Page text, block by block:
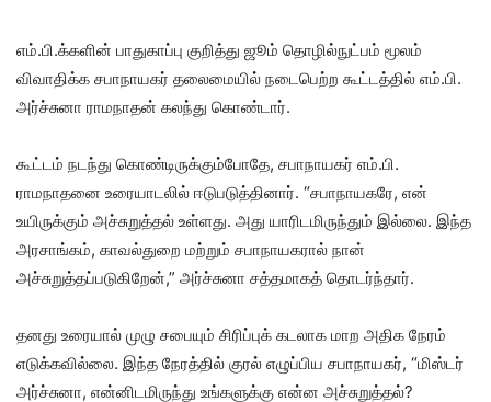
எம்.பி.க்களின் பாதுகாப்பு குறித்து ஜூம் தொழில்நுட்பம் மூலம்
விவாதிக்க சபாநாயகர் தலைமையில் நடைபெற்ற கூட்டத்தில் எம்.பி.
அர்ச்சுனா ராமநாதன் கலந்து கொண்டார்.
கூட்டம் நடந்து கொண்டிருக்கும்போதே, சபாநாயகர் எம்.பி.
ராமநாதனை உரையாடலில் ஈடுபடுத்தினார். “சபாநாயகரே, என்
உயிருக்கும் அச்சுறுத்தல் உள்ளது. அது யாரிடமிருந்தும் இல்லை. இந்த
அரசாங்கம், காவல்துறை மற்றும் சபாநாயகரால் நான்
அச்சுறுத்தப்படுகிறேன்,” அர்ச்சுனா சத்தமாகத் தொடர்ந்தார்.
தனது உரையால் முழு சபையும் சிரிப்புக் கடலாக மாற அதிக நேரம்
எடுக்கவில்லை. இந்த நேரத்தில் குரல் எழுப்பிய சபாநாயகர், “மிஸ்டர்
அர்ச்சுனா, என்னிடமிருந்து உங்களுக்கு என்ன அச்சுறுத்தல்?